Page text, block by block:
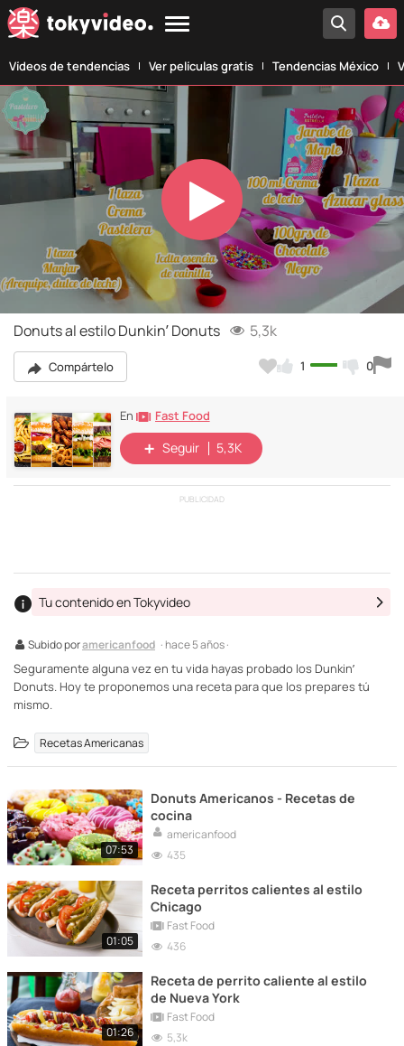
Vídeos de tendencias Ver películas gratis Tendencias México
Play
Video
Donuts al estilo Dunkin’ Donuts 5,3k
Compártelo 1 0
En Fast Food
Seguir 5,3K
PUBLICIDAD
Subido poramericanfood · hace 5 años ·
Tu contenido en Tokyvideo
Seguramente alguna vez en tu vida hayas probado los Dunkin’
Donuts. Hoy te proponemos una receta para que los prepares tú
mismo.
Recetas Americanas
07:53
Donuts Americanos - Recetas de
cocina
americanfood
435
01:05
Receta perritos calientes al estilo
Chicago
Fast Food
436
01:26
Receta de perrito caliente al estilo
de Nueva York
Fast Food
5,3k